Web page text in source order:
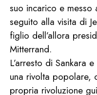
suo incarico e
seguito alla visita di
figlio dell’allora
Mitterrand.
L’arresto di Sankara
una rivolta popolare,
propria rivoluzione